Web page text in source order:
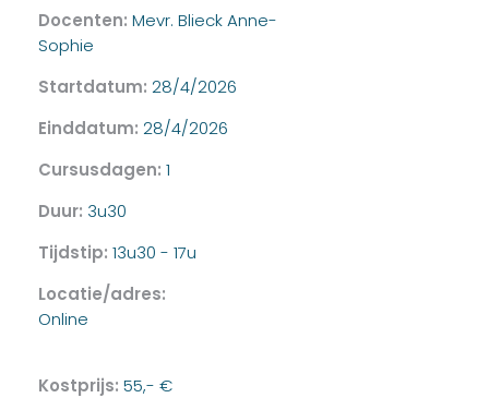
Docenten: Mevr. Blieck Anne-
Sophie
Startdatum: 28/4/2026
Einddatum: 28/4/2026
Cursusdagen: 1
Duur: 3u30
Tijdstip: 13u30 - 17u
Locatie/adres:
Online
Kostprijs: 55,- €